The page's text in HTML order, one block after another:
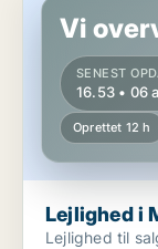
Vi
SENEST
16.53 • 06
Oprettet 12 h
Lejlighed i
Lejlighed til